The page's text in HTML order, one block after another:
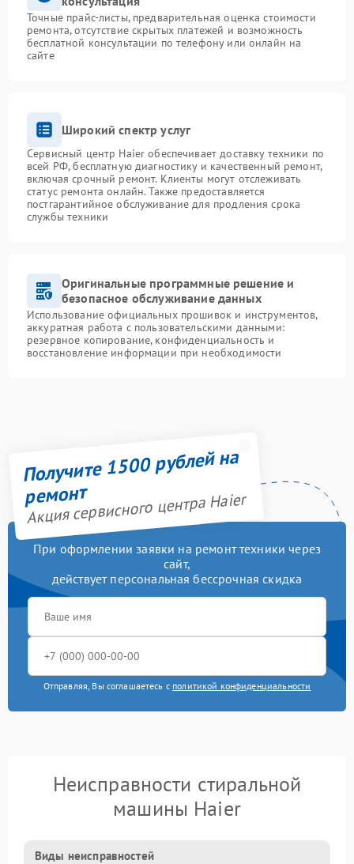
Точные прайс-листы, предварительная оценка стоимости
ремонта, отсутствие скрытых платежей и возможность
бесплатной консультации по телефону или онлайн на
сайте
Широкий спектр услуг
Сервисный центр Haier обеспечивает доставку техники по
всей РФ, бесплатную диагностику и качественный ремонт,
включая срочный ремонт. Клиенты могут отслеживать
статус ремонта онлайн. Также предоставляется
постгарантийное обслуживание для продления срока
службы техники
Оригинальные программные решение и
безопасное обслуживание данных
Использование официальных прошивок и инструментов,
аккуратная работа с пользовательскими данными:
резервное копирование, конфиденциальность и
восстановление информации при необходимости
Получите 1500 рублей на
ремонт
Акция сервисного центра Haier
При оформлении заявки на ремонт техники через
сайт,
действует персональная бессрочная скидка
Отправляя, Вы соглашаетесь с политикой конфиденциальности
Неисправности стиральной
машины Haier
Виды неисправностей